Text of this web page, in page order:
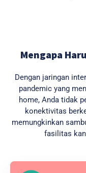
Mengapa
Dengan jaringan
pandemic yang
home, Anda tidak
konektivitas
memungkinkan
fasilitas